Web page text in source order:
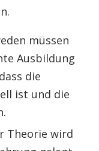
müssen
Ausbildung
die
ist und die
Theorie wird